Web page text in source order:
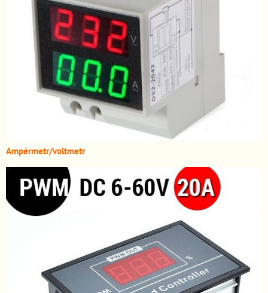
Ampérmetr/voltmetr